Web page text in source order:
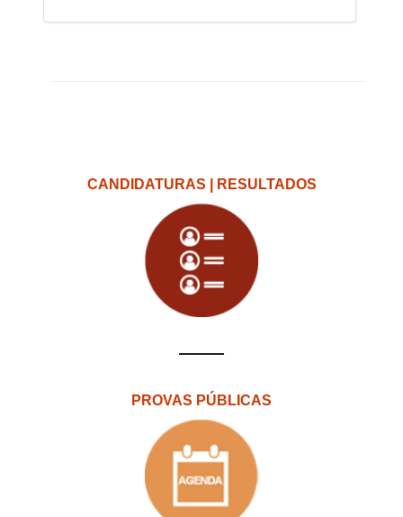
CANDIDATURAS | RESULTADOS
PROVAS PÚBLICAS